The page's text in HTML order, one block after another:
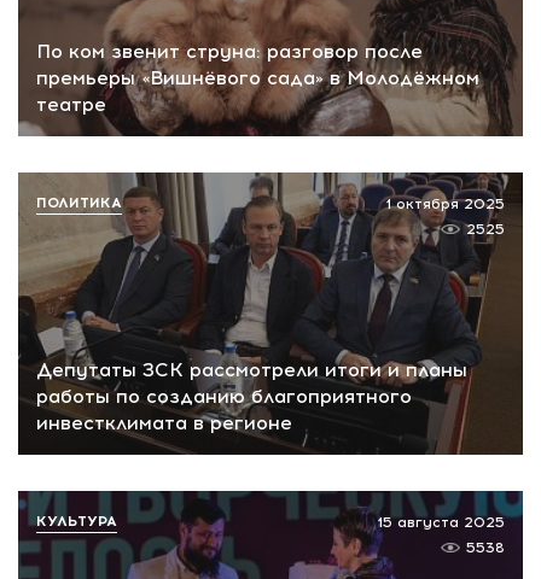
По ком звенит струна: разговор после
премьеры «Вишнёвого сада» в Молодёжном
театре
Депутаты ЗСК рассмотрели итоги и планы
работы по созданию благоприятного
инвестклимата в регионе
1 октября 2025
2525
ПОЛИТИКА
15 августа 2025
5538
КУЛЬТУРА